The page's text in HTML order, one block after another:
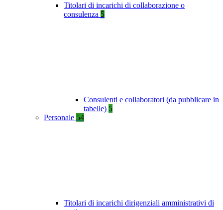
Titolari di incarichi di collaborazione o
consulenza 5
Consulenti e collaboratori (da pubblicare in
tabelle) 5
Personale 54
Titolari di incarichi dirigenziali amministrativi di